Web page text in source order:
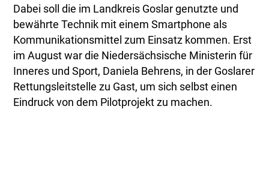
Dabei soll die im Landkreis Goslar genutzte und
bewährte Technik mit einem Smartphone als
Kommunikationsmittel zum Einsatz kommen. Erst
im August war die Niedersächsische Ministerin für
Inneres und Sport, Daniela Behrens, in der Goslarer
Rettungsleitstelle zu Gast, um sich selbst einen
Eindruck von dem Pilotprojekt zu machen.